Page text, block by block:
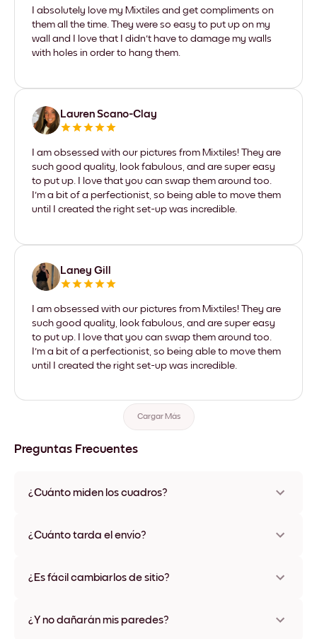
I absolutely love my Mixtiles and get compliments on
them all the time. They were so easy to put up on my
wall and I love that I didn't have to damage my walls
with holes in order to hang them.
Lauren Scano-Clay
I am obsessed with our pictures from Mixtiles! They are
such good quality, look fabulous, and are super easy
to put up. I love that you can swap them around too.
I'm a bit of a perfectionist, so being able to move them
until I created the right set-up was incredible.
Laney Gill
I am obsessed with our pictures from Mixtiles! They are
such good quality, look fabulous, and are super easy
to put up. I love that you can swap them around too.
I'm a bit of a perfectionist, so being able to move them
until I created the right set-up was incredible.
Cargar Más
Preguntas Frecuentes
¿Cuánto miden los cuadros?
varios materiales y colores de marco, incluidas opciones sin
¿Cuánto tarda el envío?
disponibles en algunos países. Te enviaremos un número de
¿Es fácil cambiarlos de sitio?
ningún daño
¿Y no dañarán mis paredes?